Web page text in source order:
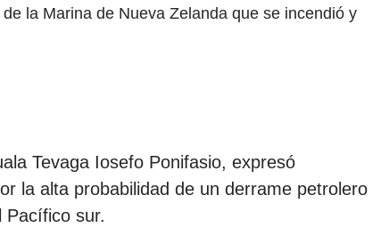
la Marina de Nueva Zelanda que se incendió y
Tevaga Iosefo Ponifasio, expresó
la alta probabilidad de un derrame petrolero
Pacífico sur.